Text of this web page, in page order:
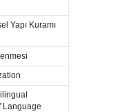
Yapı Kuramı
Language